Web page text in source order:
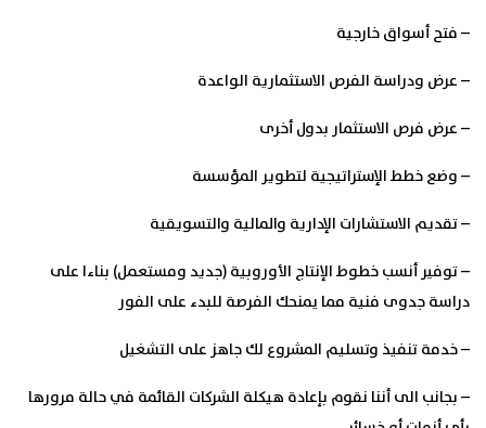
– فتح أسواق خارجية
– عرض ودراسة الفرص الاستثمارية الواعدة
– عرض فرص الاستثمار بدول أخرى
– وضع خطط الإستراتيجية لتطوير المؤسسة
– تقديم الاستشارات الإدارية والمالية والتسويقية
– توفير أنسب خطوط الإنتاج الأوروبية (جدید ومستعمل) بناءا على
دراسة جدوى فنية مما يمنحك الفرصة للبدء على الفور
– خدمة تنفيذ وتسليم المشروع لك جاھز على التشغيل
– بجانب الى أننا نقوم بإعادة هيكلة الشركات القائمة في حالة مرورها